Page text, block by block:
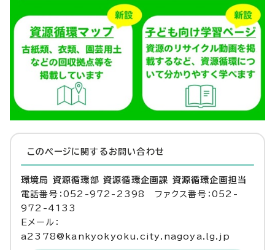
このページに関する お問い合わせ
環境局 資源循環部 資源循環企画課 資源循環企画担当
電話番号：052-972-2398 ファクス番号：052-
972-4133
Eメール：
a2378@kankyokyoku.city.nagoya.lg.jp